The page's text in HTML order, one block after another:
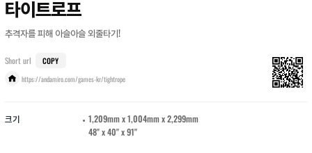
타이트로프
추격자를 피해 아슬아슬 외줄타기!
Short url COPY
https://andamiro.com/games-kr/tightrope
크기
1,209mm x 1,004mm x 2,299mm
48" x 40" x 91"